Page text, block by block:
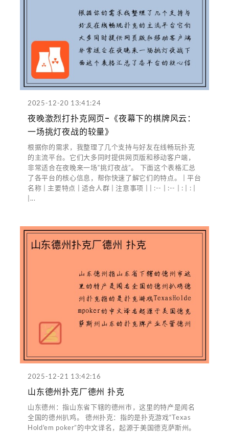
2025-12-20 13:41:24
夜晚激烈打扑克网页-《夜幕下的棋牌风云：
一场挑灯夜战的较量》
根据你的需求，我整理了几个支持与好友在线畅玩扑克
的主流平台。它们大多同时提供网页版和移动客户端，
非常适合在夜晚来一场“挑灯夜战”。 下面这个表格汇总
了各平台的核心信息，帮你快速了解它们的特点。 | 平台
名称 | 主要特点 | 适合人群 | 注意事项 | | :-- | :-- | : | : |
|...
2025-12-21 13:42:16
山东德州扑克厂德州 扑克
山东德州：指山东省下辖的德州市，这里的特产是闻名
全国的德州扒鸡。 德州扑克：指的是扑克游戏“Texas
Hold'em poker”的中文译名，起源于美国德克萨斯州。